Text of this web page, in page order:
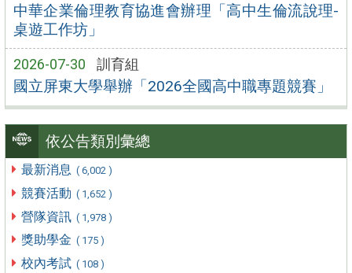
中華企業倫理教育協進會辦理「高中生倫流說理-
桌遊工作坊」
2026-07-30 訓育組
國立屏東大學舉辦「2026全國高中職專題競賽」
依公告類別彙總
最新消息 ( 6,002 )
競賽活動 ( 1,652 )
營隊資訊 ( 1,978 )
獎助學金 ( 175 )
校內考試 ( 108 )